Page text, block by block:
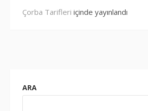
Çorba Tarifleri içinde yayınlandı
ARA